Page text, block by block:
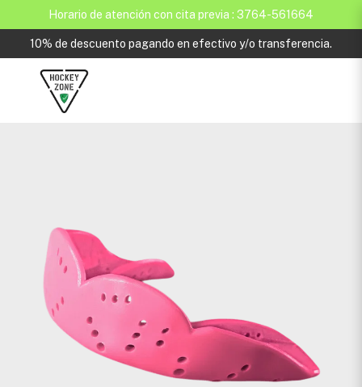
Horario de atención con cita previa : 3764-561664
10% de descuento pagando en efectivo y/o transferencia.